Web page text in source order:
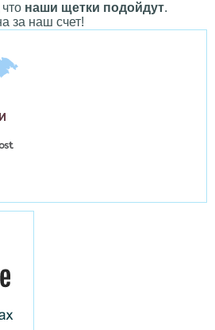
наши щетки подойдут.
за наш счет!